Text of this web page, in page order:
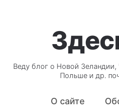
Веду блог о Новой
Польше и др.
О сайте